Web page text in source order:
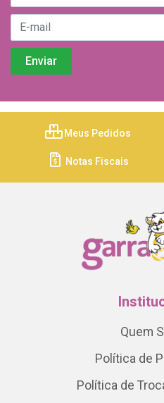
Meus Pedidos
Notas Fiscais
Quem
Política de
Política de